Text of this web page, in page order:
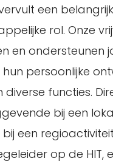
een
rol. Onze
en ondersteunen
persoonlijke
diverse functies.
bij een
een
op de HIT,